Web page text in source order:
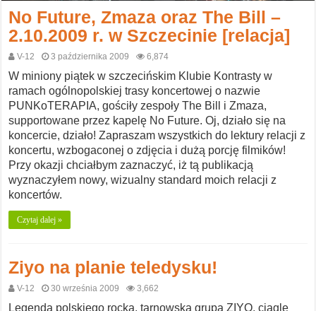
No Future, Zmaza oraz The Bill –
2.10.2009 r. w Szczecinie [relacja]
V-12 3 października 2009 6,874
W miniony piątek w szczecińskim Klubie Kontrasty w
ramach ogólnopolskiej trasy koncertowej o nazwie
PUNKoTERAPIA, gościły zespoły The Bill i Zmaza,
supportowane przez kapelę No Future. Oj, działo się na
koncercie, działo! Zapraszam wszystkich do lektury relacji z
koncertu, wzbogaconej o zdjęcia i dużą porcję filmików!
Przy okazji chciałbym zaznaczyć, iż tą publikacją
wyznaczyłem nowy, wizualny standard moich relacji z
koncertów.
Czytaj dalej »
Ziyo na planie teledysku!
V-12 30 września 2009 3,662
Legenda polskiego rocka, tarnowska grupa ZIYO, ciągle